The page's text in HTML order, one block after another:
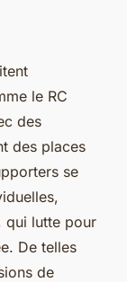
le RC
des
des places
se
qui lutte pour
De telles
de